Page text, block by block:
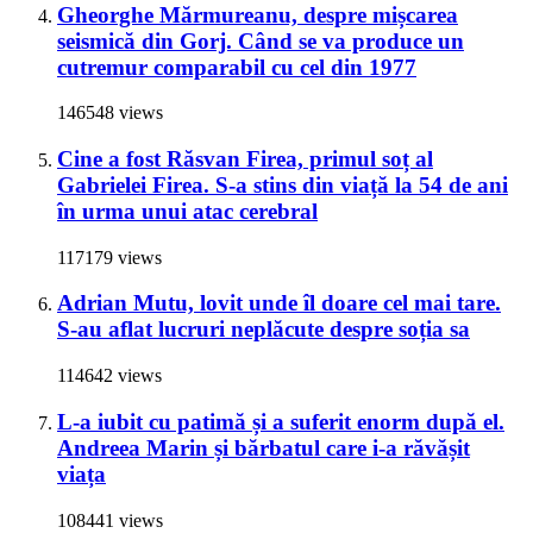
Gheorghe Mărmureanu, despre mișcarea
seismică din Gorj. Când se va produce un
cutremur comparabil cu cel din 1977
146548 views
Cine a fost Răsvan Firea, primul soț al
Gabrielei Firea. S-a stins din viață la 54 de ani
în urma unui atac cerebral
117179 views
Adrian Mutu, lovit unde îl doare cel mai tare.
S-au aflat lucruri neplăcute despre soția sa
114642 views
L-a iubit cu patimă și a suferit enorm după el.
Andreea Marin și bărbatul care i-a răvășit
viața
108441 views